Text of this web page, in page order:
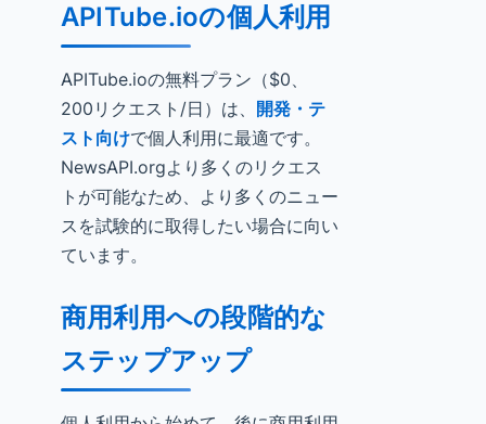
APITube.ioの個人利用
APITube.ioの無料プラン（$0、
200リクエスト/日）は、 開発・テ
スト向けで個人利用に最適です。
NewsAPI.orgより多くのリクエス
トが可能なため、より多くのニュー
スを試験的に取得したい場合に向い
ています。
商用利用への段階的な
ステップアップ